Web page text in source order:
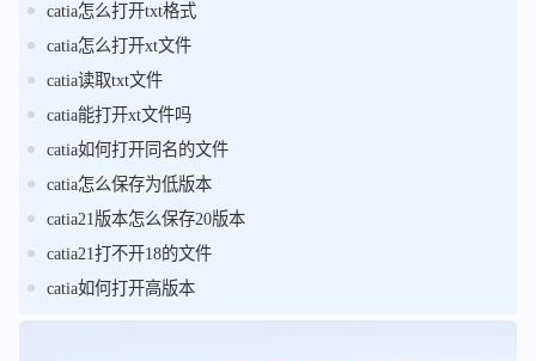
catia怎么打开txt格式
catia怎么打开xt文件
catia读取txt文件
catia能打开xt文件吗
catia如何打开同名的文件
catia怎么保存为低版本
catia21版本怎么保存20版本
catia21打不开18的文件
catia如何打开高版本